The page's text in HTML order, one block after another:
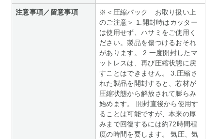
注意事項／留意事項
※＜圧縮パック お取り扱い上
のご注意＞ 1.開封時はカッター
は使用せず、ハサミをご使用く
ださい。製品を傷つけるおそれ
があります。 2.一度開封したマ
ットレスは、再び圧縮状態に戻
すことはできません。 3.圧縮さ
れた製品を開封すると、芯材が
圧縮状態から解放されて膨らみ
始めます。 開封直後から使用す
ることは可能ですが、本来の厚
みまで回復するには約72時間程
度の時間を要します。 気圧、気